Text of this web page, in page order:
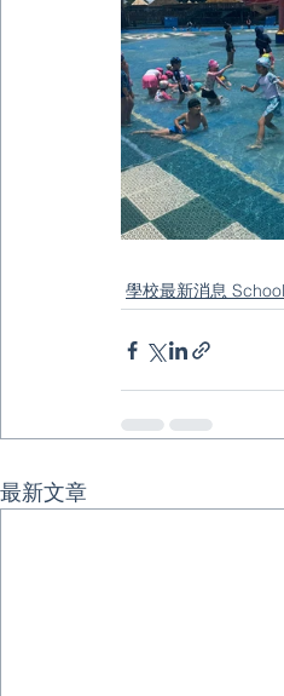
學校最新消息
最新文章